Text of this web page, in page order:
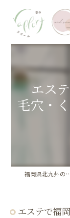
エス
毛穴・
福岡県北九州のエステならrapport
エステで福